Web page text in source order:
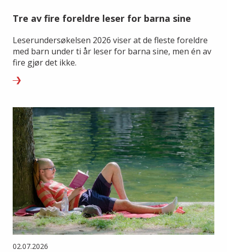
Tre av fire foreldre leser for barna sine
Leserundersøkelsen 2026 viser at de fleste foreldre
med barn under ti år leser for barna sine, men én av
fire gjør det ikke.
02.07.2026